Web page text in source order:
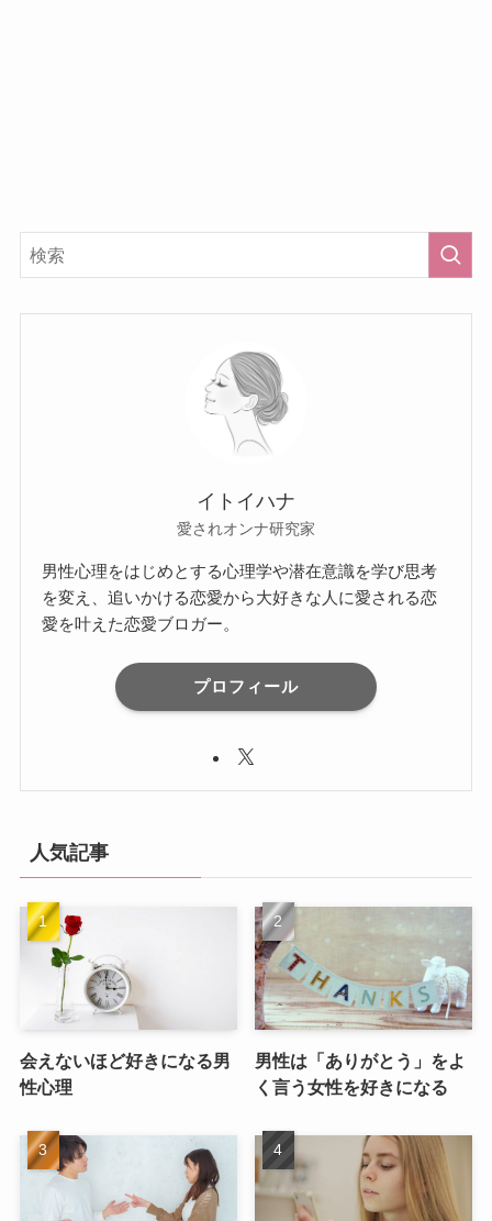
イトイハナ
愛されオンナ研究家
男性心理をはじめとする心理学や潜在意識を学び思考
を変え、追いかける恋愛から大好きな人に愛される恋
愛を叶えた恋愛ブロガー。
プロフィール
人気記事
会えないほど好きになる男
性心理
男性は「ありがとう」をよ
く言う女性を好きになる